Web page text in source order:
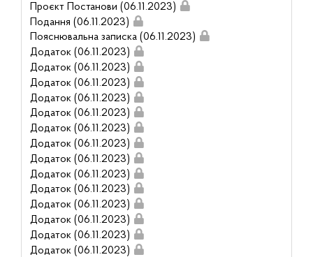
Проєкт Постанови (06.11.2023)
Подання (06.11.2023)
Пояснювальна записка (06.11.2023)
Додаток (06.11.2023)
Додаток (06.11.2023)
Додаток (06.11.2023)
Додаток (06.11.2023)
Додаток (06.11.2023)
Додаток (06.11.2023)
Додаток (06.11.2023)
Додаток (06.11.2023)
Додаток (06.11.2023)
Додаток (06.11.2023)
Додаток (06.11.2023)
Додаток (06.11.2023)
Додаток (06.11.2023)
Додаток (06.11.2023)